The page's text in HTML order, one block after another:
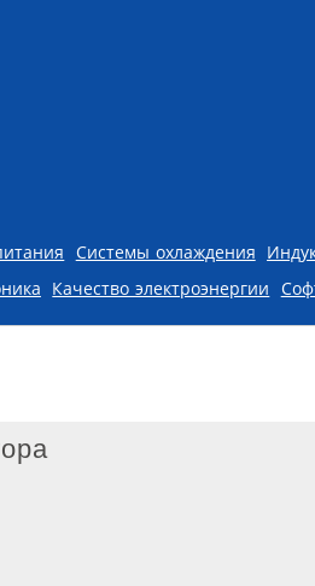
Системы охлаждения
Качество электроэнергии